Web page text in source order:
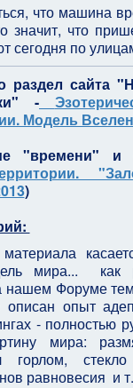
что машина
значит, что
сегодня по
раздел сайта
-
Модель
"времени" и
)
мира... как
нашем Форуме
описан опыт
- полностью
мира:
горлом,
равновесия и